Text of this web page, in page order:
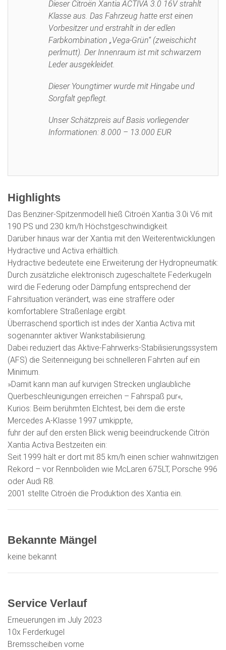
Dieser Citroën Xantia ACTIVA 3.0 16V strahlt
Klasse aus. Das Fahrzeug hatte erst einen
Vorbesitzer und erstrahlt in der edlen
Farbkombination „Vega-Grün“ (zweischicht
perlmutt). Der Innenraum ist mit schwarzem
Leder ausgekleidet.
Dieser Youngtimer wurde mit Hingabe und
Sorgfalt gepflegt.
Unser Schätzpreis auf Basis vorliegender
Informationen: 8.000 – 13.000 EUR
Highlights
Das Benziner-Spitzenmodell hieß Citroën Xantia 3.0i V6 mit
190 PS und 230 km/h Höchstgeschwindigkeit.
Darüber hinaus war der Xantia mit den Weiterentwicklungen
Hydractive und Activa erhältlich.
Hydractive bedeutete eine Erweiterung der Hydropneumatik:
Durch zusätzliche elektronisch zugeschaltete Federkugeln
wird die Federung oder Dämpfung entsprechend der
Fahrsituation verändert, was eine straffere oder
komfortablere Straßenlage ergibt.
Überraschend sportlich ist indes der Xantia Activa mit
sogenannter aktiver Wankstabilisierung.
Dabei reduziert das Aktive-Fahrwerks-Stabilisierungssystem
(AFS) die Seitenneigung bei schnelleren Fahrten auf ein
Minimum.
»Damit kann man auf kurvigen Strecken unglaubliche
Querbeschleunigungen erreichen – Fahrspaß pur«,
Kurios: Beim berühmten Elchtest, bei dem die erste
Mercedes A-Klasse 1997 umkippte,
fuhr der auf den ersten Blick wenig beeindruckende Citrön
Xantia Activa Bestzeiten ein:
Seit 1999 hält er dort mit 85 km/h einen schier wahnwitzigen
Rekord – vor Rennboliden wie McLaren 675LT, Porsche 996
oder Audi R8.
2001 stellte Citroën die Produktion des Xantia ein.
Bekannte Mängel
keine bekannt
Service Verlauf
Erneuerungen im July 2023
10x Ferderkugel
Bremsscheiben vorne